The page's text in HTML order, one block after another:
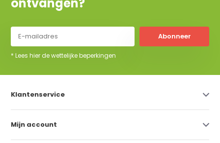
Abonneer
* Lees hier de wettelijke beperkingen
Klantenservice
Mijn account